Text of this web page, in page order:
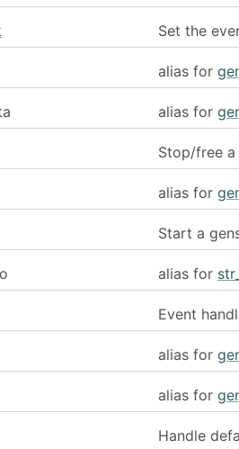
Set the
alias for
alias for
Stop/free
alias for
Start a
alias for
Event
alias for
alias for
Handle